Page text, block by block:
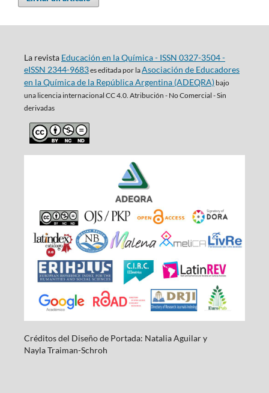
La revista Educación en la Química - ISSN 0327-3504 -
eISSN 2344-9683es editada por laAsociación de Educadores
en la Química de la República Argentina (ADEQRA)bajo
una licencia internacional CC 4.0. Atribución - No Comercial - Sin
derivadas
Créditos del Diseño de Portada: Natalia Aguilar y
NaylaTraiman-Schroh